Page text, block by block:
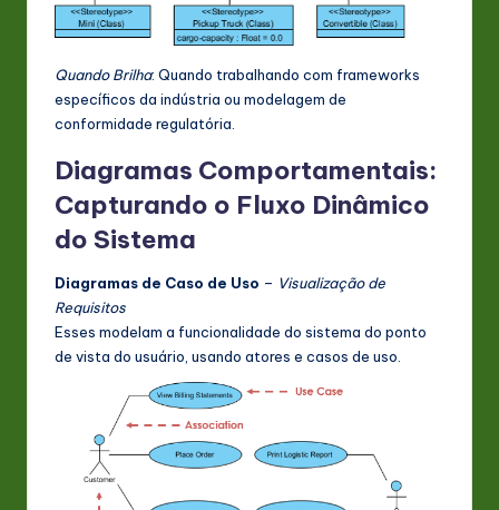
Quando Brilha: Quando trabalhando com frameworks
específicos da indústria ou modelagem de
conformidade regulatória.
Diagramas Comportamentais:
Capturando o Fluxo Dinâmico
do Sistema
Diagramas de Caso de Uso – Visualização de
Requisitos
Esses modelam a funcionalidade do sistema do ponto
de vista do usuário, usando atores e casos de uso.